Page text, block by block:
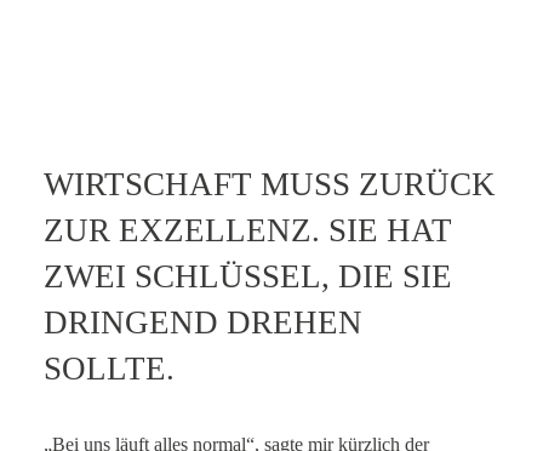
BERATUNG
SERVICE-BLOG
WIRTSCHAFT MUSS ZURÜCK
ZUR EXZELLENZ. SIE HAT
ZWEI SCHLÜSSEL, DIE SIE
DRINGEND DREHEN
SOLLTE.
„Bei uns läuft alles normal“, sagte mir kürzlich der